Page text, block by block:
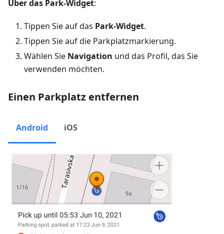
Über das Park-Widget:
Tippen Sie auf das Park-Widget.
Tippen Sie auf die Parkplatzmarkierung.
Wählen Sie Navigation und das Profil, das Sie
verwenden möchten.
Einen Parkplatz entfernen
Android iOS